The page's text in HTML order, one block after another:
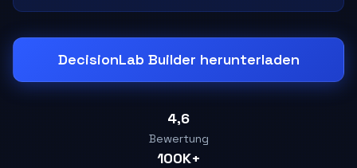
DecisionLab Builder herunterladen
4,6
Bewertung
100K+